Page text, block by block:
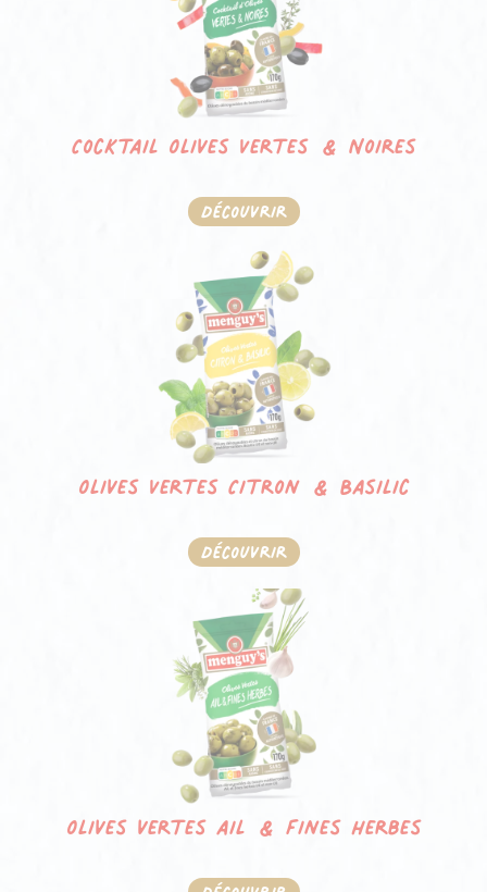
Cocktail Olives Vertes & Noires
Découvrir
Olives Vertes Citron & Basilic
Découvrir
Olives vertes ail & fines herbes